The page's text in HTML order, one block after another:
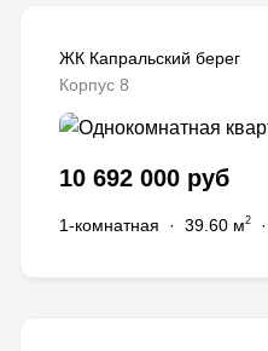
ЖК Капральский берег
Корпус 8
10 692 000 руб
1-комнатная · 39.60 м2 ·